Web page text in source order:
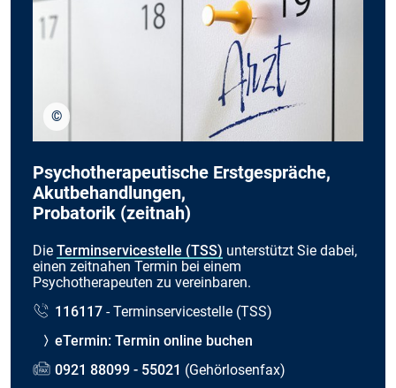
©
stock.adobe.com/Andreas Prott
Psychotherapeutische Erstgespräche,
Akutbehandlungen,
Probatorik (zeitnah)
Die Terminservicestelle (TSS) unterstützt Sie dabei,
einen zeitnahen Termin bei einem
Psychotherapeuten zu vereinbaren.
116117 - Terminservicestelle (TSS)
eTermin: Termin online buchen
0921 88099 - 55021 (Gehörlosenfax)